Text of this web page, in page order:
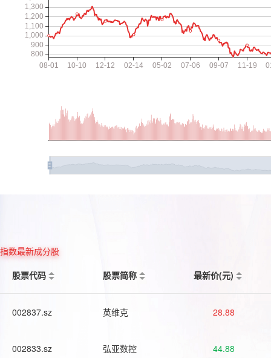
指数最新成分股
股票代码
股票简称 最新价(元)
002837.sz 英维克 28.88
002833.sz 弘亚数控 44.88